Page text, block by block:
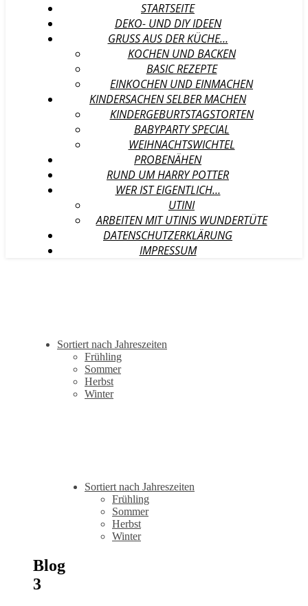
STARTSEITE
DEKO- UND DIY IDEEN
GRUSS AUS DER KÜCHE…
KOCHEN UND BACKEN
BASIC REZEPTE
EINKOCHEN UND EINMACHEN
KINDERSACHEN SELBER MACHEN
KINDERGEBURTSTAGSTORTEN
BABYPARTY SPECIAL
WEIHNACHTSWICHTEL
PROBENÄHEN
RUND UM HARRY POTTER
WER IST EIGENTLICH…
UTINI
ARBEITEN MIT UTINIS WUNDERTÜTE
DATENSCHUTZERKLÄRUNG
IMPRESSUM
Sortiert nach Jahreszeiten
Frühling
Sommer
Herbst
Winter
Sortiert nach Jahreszeiten
Frühling
Sommer
Herbst
Winter
Blog
3